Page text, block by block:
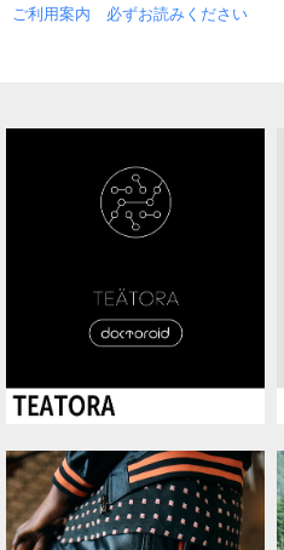
ご利用案内 必ずお読みください